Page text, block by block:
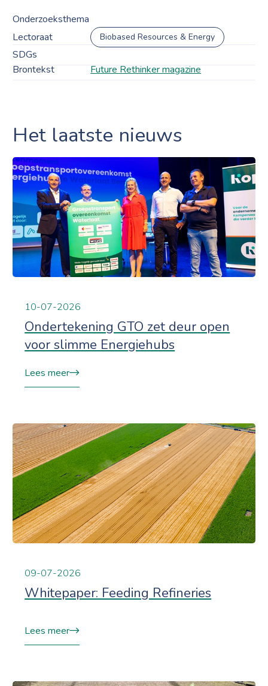
Onderzoeksthema
Lectoraat
Biobased Resources & Energy
SDGs
Brontekst
Future Rethinker magazine
Het laatste nieuws
10-07-2026
Ondertekening GTO zet deur open
voor slimme Energiehubs
Lees meer
09-07-2026
Whitepaper: Feeding Refineries
Lees meer